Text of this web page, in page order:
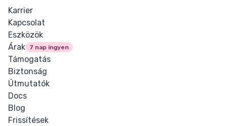
Karrier
Kapcsolat
Eszközök
Árak
7 nap ingyen
Támogatás
Biztonság
Útmutatók
Docs
Blog
Frissítések